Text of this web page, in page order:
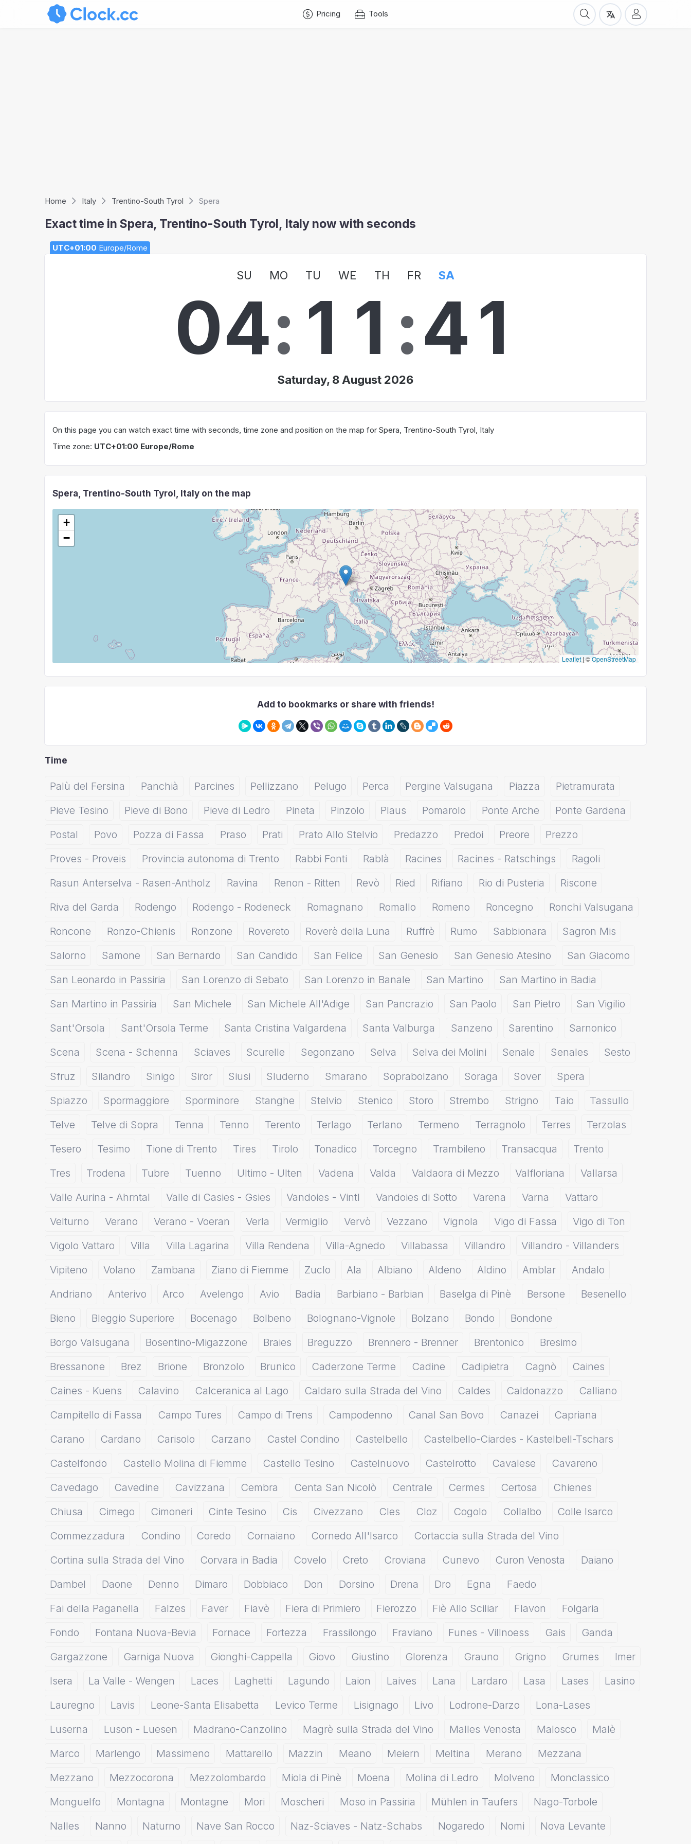
Pricing Tools
Home Italy Trentino-South Tyrol Spera
Exact time in Spera, Trentino-South Tyrol, Italy now with seconds
UTC+01:00 Europe/Rome
SU MO TU WE TH FR SA
04: 1 1 :42
Saturday, 8 August 2026
On this page you can watch exact time with seconds, time zone and position on the map for Spera, Trentino-South Tyrol, Italy
Time zone: UTC+01:00 Europe/Rome
Spera, Trentino-South Tyrol, Italy on the map
+
−
Leaflet |©OpenStreetMap
Add to bookmarks or share with friends!
Time
Palù del Fersina Panchià Parcines Pellizzano Pelugo Perca Pergine Valsugana Piazza
Pietramurata
Pieve Tesino
Pieve di Bono Pieve di Ledro Pineta Pinzolo Plaus Pomarolo Ponte Arche
Ponte Gardena
Postal
Povo Pozza di Fassa Praso Prati Prato Allo Stelvio Predazzo Predoi Preore
Prezzo
Proves - Proveis
Provincia autonoma di Trento Rabbi Fonti Rablà Racines Racines - Ratschings
Ragoli
Rasun Anterselva - Rasen-Antholz
Ravina Renon - Ritten Revò Ried Rifiano Rio di Pusteria
Riscone
Riva del Garda
Rodengo Rodengo - Rodeneck Romagnano Romallo Romeno Roncegno
Ronchi Valsugana
Roncone
Ronzo-Chienis Ronzone Rovereto Roverè della Luna Ruffrè Rumo Sabbionara
Sagron Mis
Salorno
Samone San Bernardo San Candido San Felice San Genesio San Genesio Atesino
San Giacomo
San Leonardo in Passiria
San Lorenzo di Sebato San Lorenzo in Banale San Martino
San Martino in Badia
San Martino in Passiria
San Michele San Michele All'Adige San Pancrazio San Paolo San Pietro
San Vigilio
Sant'Orsola
Sant'Orsola Terme Santa Cristina Valgardena Santa Valburga Sanzeno Sarentino
Sarnonico
Scena
Scena - Schenna Sciaves Scurelle Segonzano Selva Selva dei Molini Senale Senales
Sesto
Sfruz
Silandro Sinigo Siror Siusi Sluderno Smarano Soprabolzano Soraga Sover
Spera
Spiazzo
Spormaggiore Sporminore Stanghe Stelvio Stenico Storo Strembo Strigno Taio
Tassullo
Telve
Telve di Sopra Tenna Tenno Terento Terlago Terlano Termeno Terragnolo Terres
Terzolas
Tesero
Tesimo Tione di Trento Tires Tirolo Tonadico Torcegno Trambileno Transacqua
Trento
Tres
Trodena Tubre Tuenno Ultimo - Ulten Vadena Valda Valdaora di Mezzo Valfloriana
Vallarsa
Valle Aurina - Ahrntal
Valle di Casies - Gsies Vandoies - Vintl Vandoies di Sotto Varena Varna
Vattaro
Velturno
Verano Verano - Voeran Verla Vermiglio Vervò Vezzano Vignola Vigo di Fassa
Vigo di Ton
Vigolo Vattaro
Villa Villa Lagarina Villa Rendena Villa-Agnedo Villabassa Villandro
Villandro - Villanders
Vipiteno
Volano Zambana Ziano di Fiemme Zuclo Ala Albiano Aldeno Aldino Amblar
Andalo
Andriano
Anterivo Arco Avelengo Avio Badia Barbiano - Barbian Baselga di Pinè Bersone
Besenello
Bieno
Bleggio Superiore Bocenago Bolbeno Bolognano-Vignole Bolzano Bondo
Bondone
Borgo Valsugana
Bosentino-Migazzone Braies Breguzzo Brennero - Brenner Brentonico
Bresimo
Bressanone
Brez Brione Bronzolo Brunico Caderzone Terme Cadine Cadipietra Cagnò
Caines
Caines - Kuens
Calavino Calceranica al Lago Caldaro sulla Strada del Vino Caldes Caldonazzo
Calliano
Campitello di Fassa
Campo Tures Campo di Trens Campodenno Canal San Bovo Canazei
Capriana
Carano
Cardano Carisolo Carzano Castel Condino Castelbello
Castelbello-Ciardes - Kastelbell-Tschars
Castelfondo
Castello Molina di Fiemme Castello Tesino Castelnuovo Castelrotto Cavalese
Cavareno
Cavedago
Cavedine Cavizzana Cembra Centa San Nicolò Centrale Cermes Certosa
Chienes
Chiusa
Cimego Cimoneri Cinte Tesino Cis Civezzano Cles Cloz Cogolo Collalbo
Colle Isarco
Commezzadura
Condino Coredo Cornaiano Cornedo All'Isarco
Cortaccia sulla Strada del Vino
Cortina sulla Strada del Vino
Corvara in Badia Covelo Creto Croviana Cunevo Curon Venosta
Daiano
Dambel
Daone Denno Dimaro Dobbiaco Don Dorsino Drena Dro Egna
Faedo
Fai della Paganella
Falzes Faver Fiavè Fiera di Primiero Fierozzo Fiè Allo Sciliar Flavon
Folgaria
Fondo
Fontana Nuova-Bevia Fornace Fortezza Frassilongo Fraviano Funes - Villnoess Gais
Ganda
Gargazzone
Garniga Nuova Gionghi-Cappella Giovo Giustino Glorenza Grauno Grigno Grumes
Imer
Isera
La Valle - Wengen Laces Laghetti Lagundo Laion Laives Lana Lardaro Lasa Lases
Lasino
Lauregno
Lavis Leone-Santa Elisabetta Levico Terme Lisignago Livo Lodrone-Darzo
Lona-Lases
Luserna
Luson - Luesen Madrano-Canzolino Magrè sulla Strada del Vino Malles Venosta Malosco
Malè
Marco
Marlengo Massimeno Mattarello Mazzin Meano Meiern Meltina Merano
Mezzana
Mezzano
Mezzocorona Mezzolombardo Miola di Pinè Moena Molina di Ledro Molveno
Monclassico
Monguelfo
Montagna Montagne Mori Moscheri Moso in Passiria Mühlen in Taufers
Nago-Torbole
Nalles
Nanno Naturno Nave San Rocco Naz-Sciaves - Natz-Schabs Nogaredo Nomi Nova Levante